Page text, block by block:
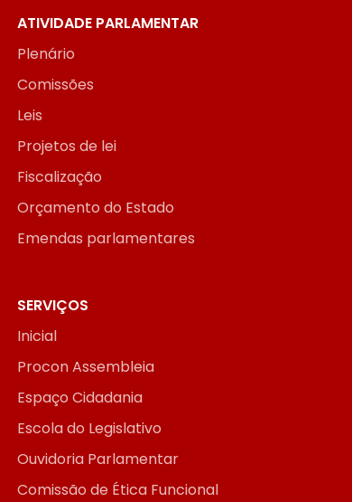
ATIVIDADE PARLAMENTAR
Plenário
Comissões
Leis
Projetos de lei
Fiscalização
Orçamento do Estado
Emendas parlamentares
SERVIÇOS
Inicial
Procon Assembleia
Espaço Cidadania
Escola do Legislativo
Ouvidoria Parlamentar
Comissão de Ética Funcional